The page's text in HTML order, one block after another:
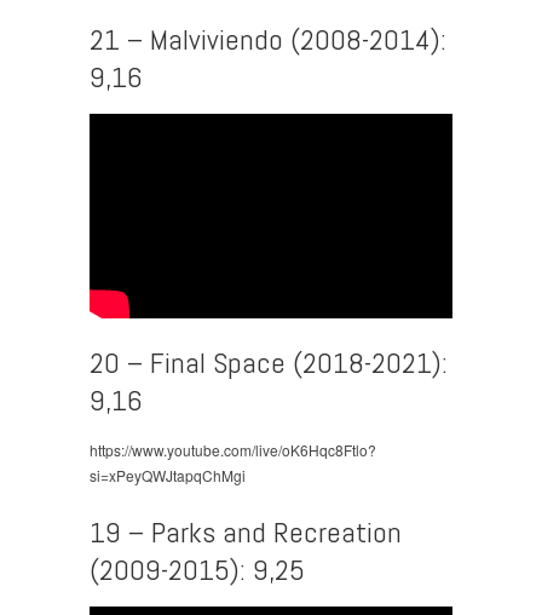
21 – Malviviendo (2008-2014):
9,16
20 – Final Space (2018-2021):
9,16
https://www.youtube.com/live/oK6Hqc8Ftlo?
si=xPeyQWJtapqChMgi
19 – Parks and Recreation
(2009-2015): 9,25